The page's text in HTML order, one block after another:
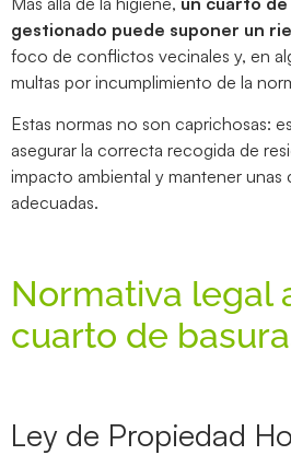
gestionado puede suponer un
foco de conflictos vecinales y, en
multas por incumplimiento de la
Estas normas no son caprichosas:
asegurar la correcta recogida de
impacto ambiental y mantener
adecuadas.
Normativa legal
cuarto de
Ley de Propiedad